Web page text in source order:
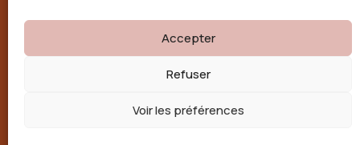
Accepter
Refuser
Voir les préférences